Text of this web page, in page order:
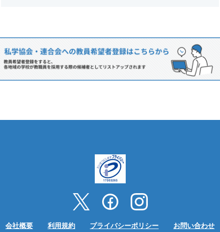
会社概要 利用規約 プライバシーポリシー お問い合わせ